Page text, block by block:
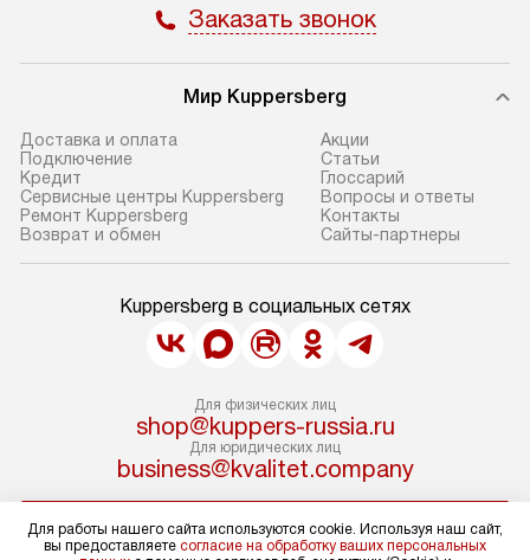
Заказать звонок
Мир Kuppersberg
Доставка и оплата
Подключение
Кредит
Сервисные центры Kuppersberg
Ремонт Kuppersberg
Возврат и обмен
Акции
Cтатьи
Глоссарий
Вопросы и ответы
Контакты
Сайты-партнеры
Kuppersberg в социальных сетях
Для физических лиц
shop@kuppers-russia.ru
Для юридических лиц
business@kvalitet.company
НАПИСАТЬ РУКОВОДСТВУ
Для работы нашего сайта используются cookie. Используя наш сайт,
вы предоставляете согласие на обработку ваших персональных